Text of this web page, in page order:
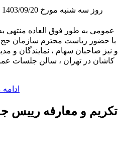
با حضور ریاست محترم سازمان حج
کاشان در تهران ، سالن جلسات
تکریم و معارفه رییس